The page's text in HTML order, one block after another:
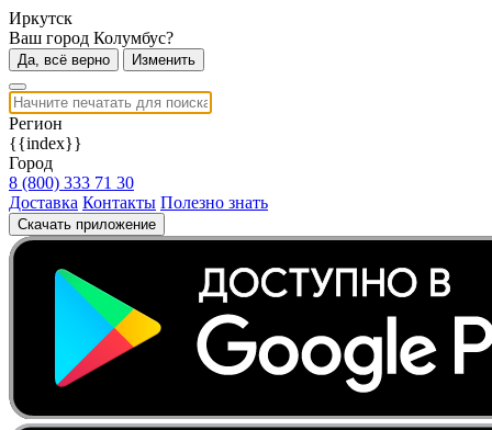
Иркутск
Ваш город Колумбус?
Да, всё верно Изменить
Регион
{{index}}
Город
8 (800) 333 71 30
Доставка Контакты Полезно знать
Скачать приложение